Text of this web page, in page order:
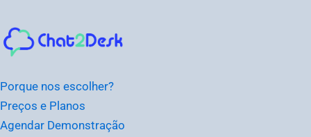
Porque nos escolher?
Preços e Planos
Agendar Demonstração
Instagram
Facebook
LinkedIn
Youtube